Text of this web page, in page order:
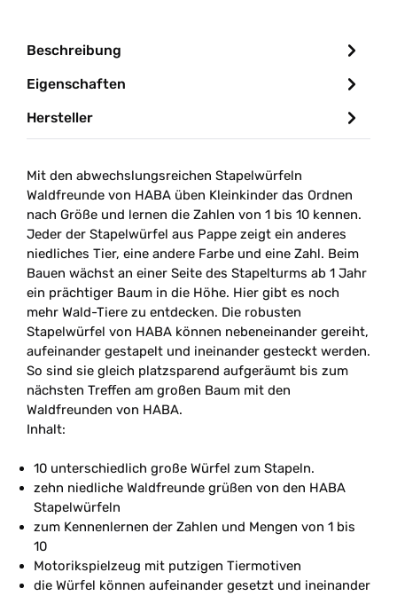
Beschreibung
Eigenschaften
Hersteller
Mit den abwechslungsreichen Stapelwürfeln
Waldfreunde von HABA üben Kleinkinder das Ordnen
nach Größe und lernen die Zahlen von 1 bis 10 kennen.
Jeder der Stapelwürfel aus Pappe zeigt ein anderes
niedliches Tier, eine andere Farbe und eine Zahl. Beim
Bauen wächst an einer Seite des Stapelturms ab 1 Jahr
ein prächtiger Baum in die Höhe. Hier gibt es noch
mehr Wald-Tiere zu entdecken. Die robusten
Stapelwürfel von HABA können nebeneinander gereiht,
aufeinander gestapelt und ineinander gesteckt werden.
So sind sie gleich platzsparend aufgeräumt bis zum
nächsten Treffen am großen Baum mit den
Waldfreunden von HABA.
Inhalt:
10 unterschiedlich große Würfel zum Stapeln.
zehn niedliche Waldfreunde grüßen von den HABA
Stapelwürfeln
zum Kennenlernen der Zahlen und Mengen von 1 bis
10
Motorikspielzeug mit putzigen Tiermotiven
die Würfel können aufeinander gesetzt und ineinander